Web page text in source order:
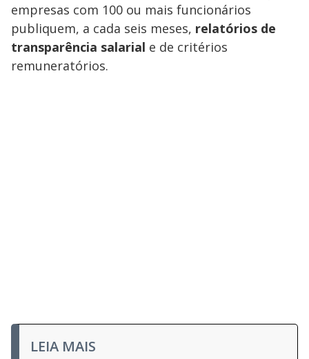
empresas com 100 ou mais funcionários
publiquem, a cada seis meses, relatórios de
transparência salarial e de critérios
remuneratórios.
LEIA MAIS